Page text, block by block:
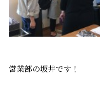
営業部の坂井です！